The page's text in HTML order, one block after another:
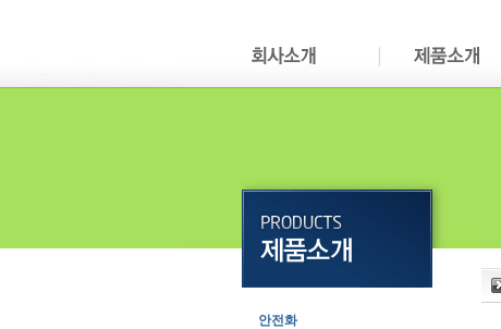
안전화